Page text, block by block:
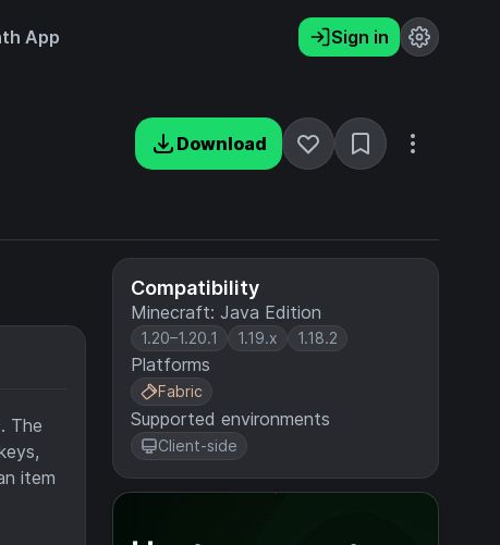
App Sign in
Download
Compatibility
Minecraft: Java Edition
1.20–1.20.1 1.19.x 1.18.2
Platforms
Fabric
Supported environments
Client-side
The
item